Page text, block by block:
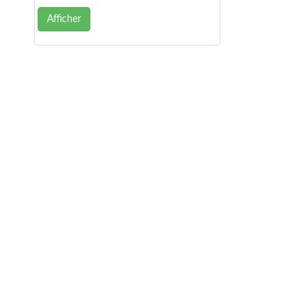
Afficher